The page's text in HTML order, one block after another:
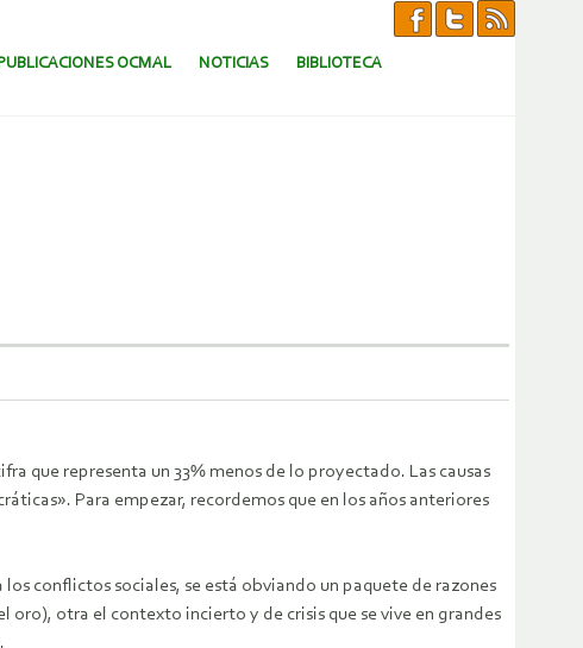
OCMAL NOTICIAS BIBLIOTECA
que representa un 33% menos de lo proyectado. Las causas
Para empezar, recordemos que en los años anteriores
conflictos sociales, se está obviando un paquete de razones
oro), otra el contexto incierto y de crisis que se vive en grandes